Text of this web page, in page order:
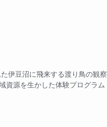
伊豆沼に飛来する渡り鳥の観察
資源を生かした体験プログラム